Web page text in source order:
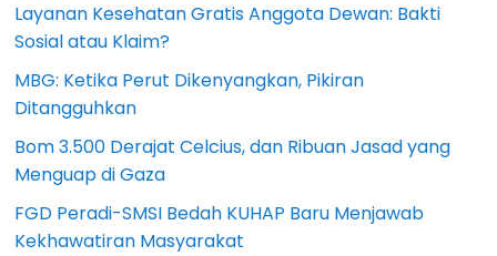
Layanan Kesehatan Gratis Anggota Dewan: Bakti
Sosial atau Klaim?
MBG: Ketika Perut Dikenyangkan, Pikiran
Ditangguhkan
Bom 3.500 Derajat Celcius, dan Ribuan Jasad yang
Menguap di Gaza
FGD Peradi-SMSI Bedah KUHAP Baru Menjawab
Kekhawatiran Masyarakat